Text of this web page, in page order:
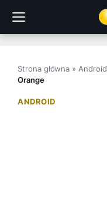
treści
Strona główna » Android
Orange
ANDROID